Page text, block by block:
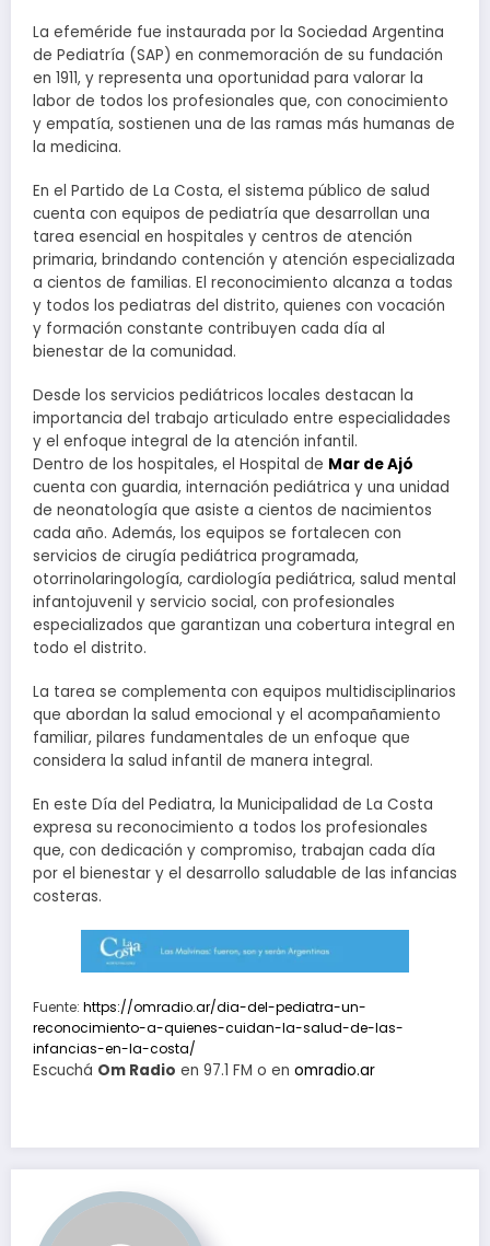
La efeméride fue instaurada por la Sociedad Argentina
de Pediatría (SAP) en conmemoración de su fundación
en 1911, y representa una oportunidad para valorar la
labor de todos los profesionales que, con conocimiento
y empatía, sostienen una de las ramas más humanas de
la medicina.
En el Partido de La Costa, el sistema público de salud
cuenta con equipos de pediatría que desarrollan una
tarea esencial en hospitales y centros de atención
primaria, brindando contención y atención especializada
a cientos de familias. El reconocimiento alcanza a todas
y todos los pediatras del distrito, quienes con vocación
y formación constante contribuyen cada día al
bienestar de la comunidad.
Desde los servicios pediátricos locales destacan la
importancia del trabajo articulado entre especialidades
y el enfoque integral de la atención infantil.
Dentro de los hospitales, el Hospital de Mar de Ajó
cuenta con guardia, internación pediátrica y una unidad
de neonatología que asiste a cientos de nacimientos
cada año. Además, los equipos se fortalecen con
servicios de cirugía pediátrica programada,
otorrinolaringología, cardiología pediátrica, salud mental
infantojuvenil y servicio social, con profesionales
especializados que garantizan una cobertura integral en
todo el distrito.
La tarea se complementa con equipos multidisciplinarios
que abordan la salud emocional y el acompañamiento
familiar, pilares fundamentales de un enfoque que
considera la salud infantil de manera integral.
En este Día del Pediatra, la Municipalidad de La Costa
expresa su reconocimiento a todos los profesionales
que, con dedicación y compromiso, trabajan cada día
por el bienestar y el desarrollo saludable de las infancias
costeras.
Fuente: https://omradio.ar/dia-del-pediatra-un-
reconocimiento-a-quienes-cuidan-la-salud-de-las-
infancias-en-la-costa/
Escuchá Om Radio en 97.1 FM o en omradio.ar